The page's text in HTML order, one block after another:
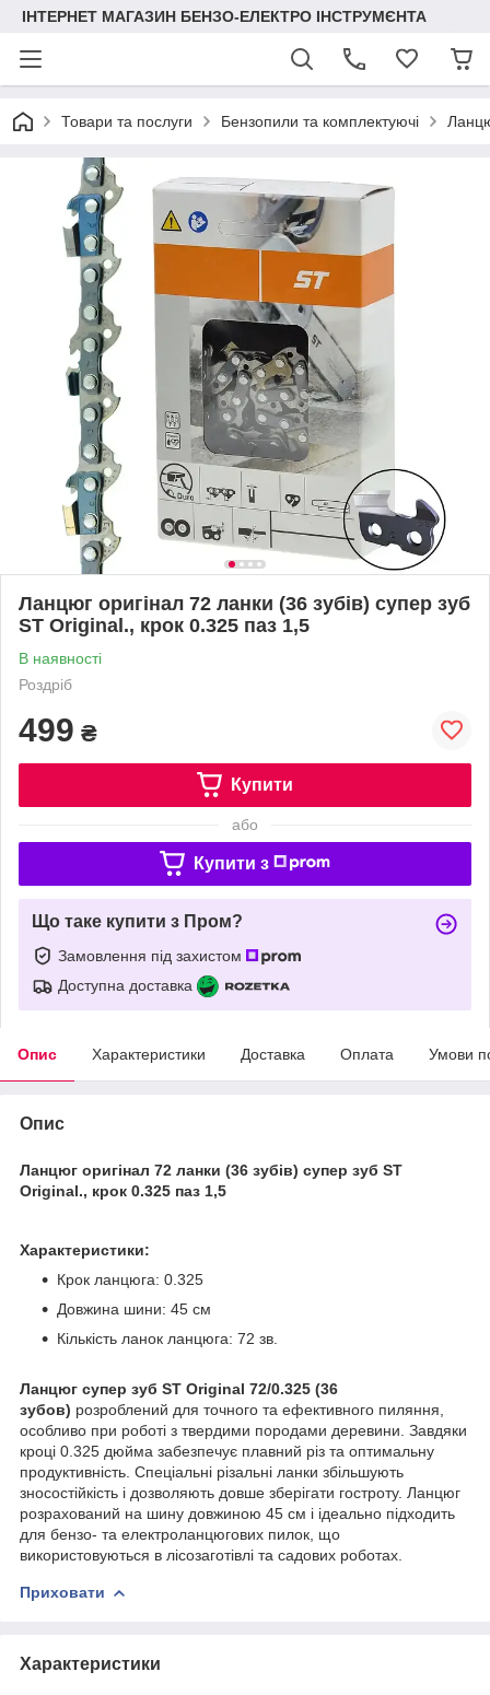
ІНТЕРНЕТ МАГАЗИН БЕНЗО-ЕЛЕКТРО ІНСТРУМЄНТА
Товари та послуги Бензопили та комплектуючі
Ланцюг оригінал 72 ланки (36 зубів) супер зуб
ST Original., крок 0.325 паз 1,5
В наявності
Роздріб
499 ₴
Купити
або
Купити з
Що таке купити з Пром?
Замовлення під захистом
Доступна доставка
Опис Характеристики Доставка Оплата Умови
Опис
Ланцюг оригінал 72 ланки (36 зубів) супер зуб ST
Original., крок 0.325 паз 1,5
Характеристики:
Крок ланцюга: 0.325
Довжина шини: 45 см
Кількість ланок ланцюга: 72 зв.
Ланцюг супер зуб ST Original 72/0.325 (36
зубов) розроблений для точного та ефективного пиляння,
особливо при роботі з твердими породами деревини. Завдяки
кроці 0.325 дюйма забезпечує плавний різ та оптимальну
продуктивність. Спеціальні різальні ланки збільшують
зносостійкість і дозволяють довше зберігати гостроту. Ланцюг
розрахований на шину довжиною 45 см і ідеально підходить
для бензо- та електроланцюгових пилок, що
використовуються в лісозаготівлі та садових роботах.
Приховати
Характеристики